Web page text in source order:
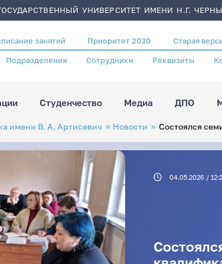
УНИВЕРСИТЕТ ИМЕНИ Н.Г.
занятий Приоритет 2030 Старая
Подразделения Сотрудники Реквизиты
Студенчество Медиа ДПО
имени В. А. Артисевич Новости Состоялся
04.05.2026 /